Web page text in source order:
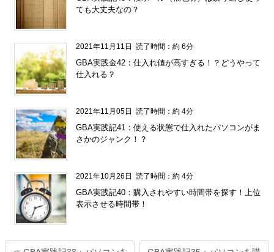
ても大丈夫なの？
2021年11月11日 読了時間：約 6分
GBA実践金42：仕入れ値が高すぎる！？どうやって
仕入れる？
2021年11月05日 読了時間：約 4分
GBA実践記41：使える状態で仕入れたパソコンがま
さかのジャンク！？
2021年10月26日 読了時間：約 4分
GBA実践記40：購入されやすい時間帯を探す！上位
表示させる時間帯！